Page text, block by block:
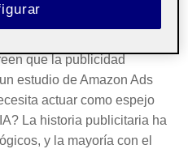
que la publicidad
estudio de Amazon Ads
actuar como espejo
La historia publicitaria ha
y la mayoría con el